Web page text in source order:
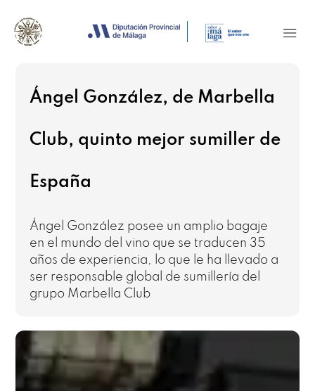
Ángel González, de Marbella
Club, quinto mejor sumiller de
España
Ángel González posee un amplio bagaje
en el mundo del vino que se traducen 35
años de experiencia, lo que le ha llevado a
ser responsable global de sumillería del
grupo Marbella Club